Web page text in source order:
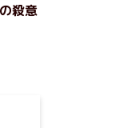
殺意